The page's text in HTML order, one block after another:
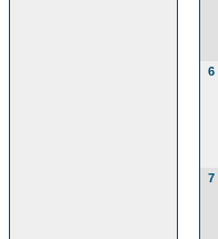
6
7